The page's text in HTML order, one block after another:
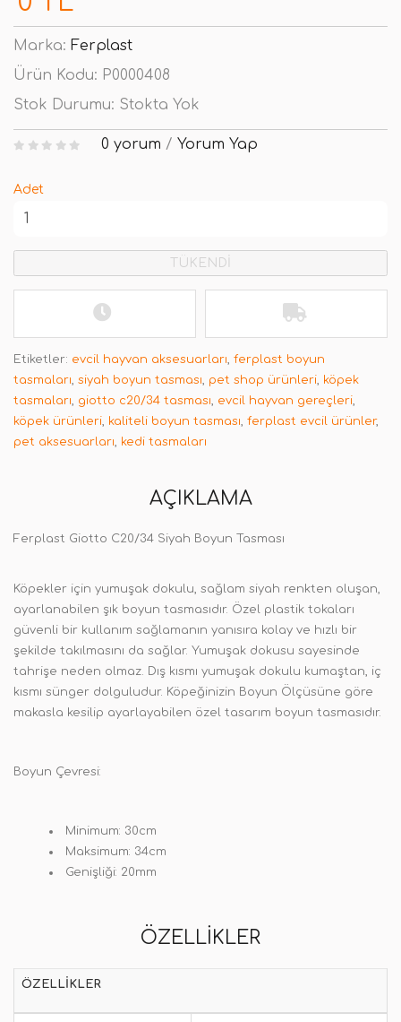
Marka: Ferplast
Ürün Kodu: P0000408
Stok Durumu: Stokta Yok
0 yorum / Yorum Yap
Adet
TÜKENDİ
Etiketler: evcil hayvan aksesuarları, ferplast boyun
tasmaları, siyah boyun tasması, pet shop ürünleri, köpek
tasmaları, giotto c20/34 tasması, evcil hayvan gereçleri,
köpek ürünleri, kaliteli boyun tasması, ferplast evcil ürünler,
pet aksesuarları, kedi tasmaları
AÇIKLAMA
Ferplast Giotto C20/34 Siyah Boyun Tasması
Köpekler için yumuşak dokulu, sağlam siyah renkten oluşan,
ayarlanabilen şık boyun tasmasıdır. Özel plastik tokaları
güvenli bir kullanım sağlamanın yanısıra kolay ve hızlı bir
şekilde takılmasını da sağlar. Yumuşak dokusu sayesinde
tahrişe neden olmaz. Dış kısmı yumuşak dokulu kumaştan, iç
kısmı sünger dolguludur. Köpeğinizin Boyun Ölçüsüne göre
makasla kesilip ayarlayabilen özel tasarım boyun tasmasıdır.
Boyun Çevresi:
Minimum: 30cm
Maksimum: 34cm
Genişliği: 20mm
ÖZELLIKLER
ÖZELLIKLER